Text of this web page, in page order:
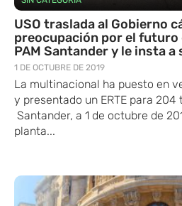
USO traslada al Gobierno
preocupación por el futuro
PAM Santander y le insta a
1 DE OCTUBRE DE 2019
La multinacional ha puesto en
y presentado un ERTE para 204
Santander, a 1 de octubre de
planta...